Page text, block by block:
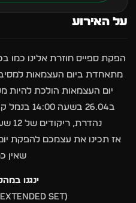
על האירוע
הפקת ספייס חוזרת אלינו כמו
מתאחדת ביום העצמאות
יום העצמאות הולכת להיות
ב26.04
נהדרת, ריקודים של 12 שעות לצד שקיעה מושלמת.
אז תכינו את עצמכם להפקת
שאין
ינגנו
extended set)